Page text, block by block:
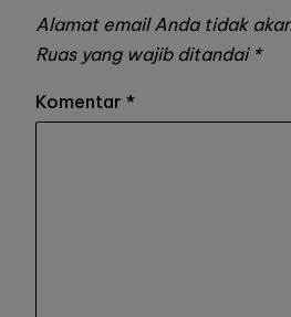
Alamat email Anda tidak
Ruas yang wajib ditandai *
Komentar *